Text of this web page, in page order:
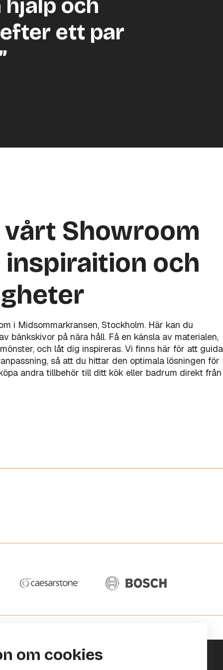
och
ett par
Showroom
och
i Midsommarkransen, Stockholm. Här kan du
bänkskivor på nära håll. Få en känsla av materialen,
och låt dig inspireras. Vi finns här för att guida
så att du hittar den optimala lösningen för
andra tillbehör till ditt kök eller badrum direkt från
om cookies